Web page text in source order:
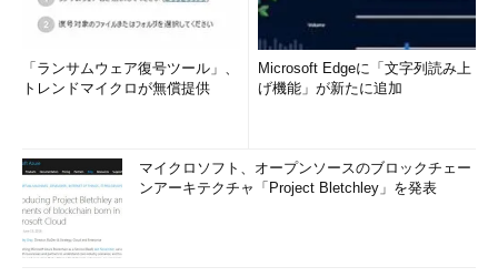
「ランサムウェア復号ツール」、
トレンドマイクロが無償提供
Microsoft Edgeに「文字列読み上
げ機能」が新たに追加
マイクロソフト、オープンソースのブロックチェー
ンアーキテクチャ「Project Bletchley」を発表